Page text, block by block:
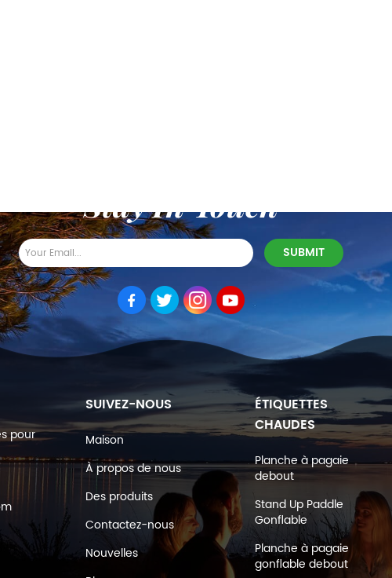
Stay In Touch
pour
SUIVEZ-NOUS
Maison
À propos de nous
Des produits
Contactez-nous
Nouvelles
ÉTIQUETTES
CHAUDES
Planche à pagaie
debout
Stand Up Paddle
Gonflable
Planche à pagaie
gonflable debout